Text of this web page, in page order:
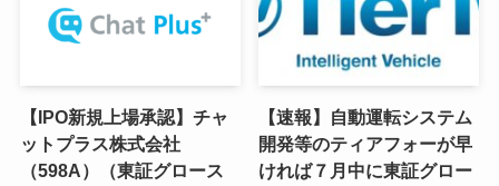
【IPO新規上場承認】チャ
ットプラス株式会社
（598A）（東証グロース
【速報】自動運転システム
開発等のティアフォーが早
ければ７月中に東証グロー